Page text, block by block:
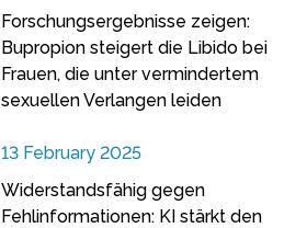
Forschungsergebnisse zeigen:
Bupropion steigert die Libido bei
Frauen, die unter vermindertem
sexuellen Verlangen leiden
13 February 2025
Widerstandsfähig gegen
Fehlinformationen: KI stärkt den